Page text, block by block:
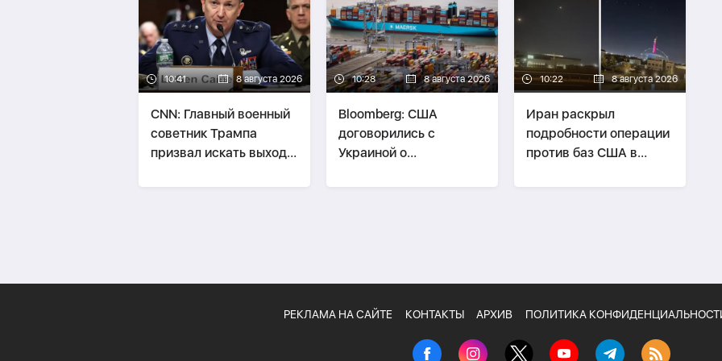
10:41 8 августа 2026
CNN: Главный военный
советник Трампа
призвал искать выход
10:28 8 августа 2026
Bloomberg: США
договорились с
Украиной о
нефти Казахстана
10:22 8 августа 2026
Иран раскрыл
подробности операции
против баз США в
РЕКЛАМА НА САЙТЕ КОНТАКТЫ АРХИВ ПОЛИТИКА